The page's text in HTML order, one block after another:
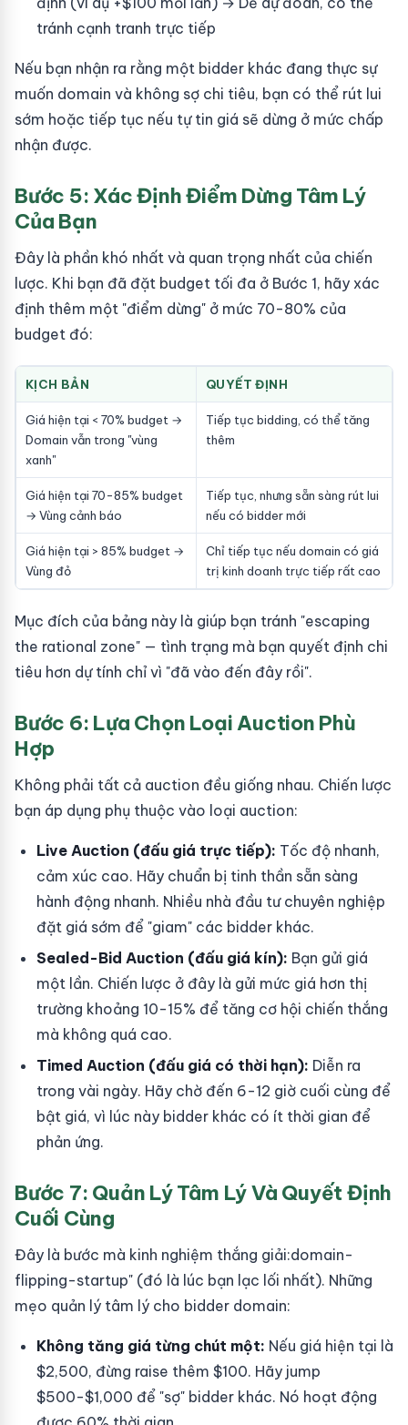
tránh cạnh tranh trực tiếp
Nếu bạn nhận ra rằng một bidder khác đang thực sự
muốn domain và không sợ chi tiêu, bạn có thể rút lui
sớm hoặc tiếp tục nếu tự tin giá sẽ dừng ở mức chấp
nhận được.
Bước 5: Xác Định Điểm Dừng Tâm Lý
Của Bạn
Đây là phần khó nhất và quan trọng nhất của chiến
lược. Khi bạn đã đặt budget tối đa ở Bước 1, hãy xác
định thêm một "điểm dừng" ở mức 70-80% của
budget đó:
KỊCH BẢN QUYẾT ĐỊNH
Giá hiện tại < 70% budget →
Domain vẫn trong "vùng
xanh"
Tiếp tục bidding, có thể tăng
thêm
Giá hiện tại 70-85% budget
→ Vùng cảnh báo
Tiếp tục, nhưng sẵn sàng rút lui
nếu có bidder mới
Giá hiện tại > 85% budget →
Vùng đỏ
Chỉ tiếp tục nếu domain có giá
trị kinh doanh trực tiếp rất cao
Mục đích của bảng này là giúp bạn tránh "escaping
the rational zone" — tình trạng mà bạn quyết định chi
tiêu hơn dự tính chỉ vì "đã vào đến đây rồi".
Bước 6: Lựa Chọn Loại Auction Phù
Hợp
Không phải tất cả auction đều giống nhau. Chiến lược
bạn áp dụng phụ thuộc vào loại auction:
Live Auction (đấu giá trực tiếp): Tốc độ nhanh,
cảm xúc cao. Hãy chuẩn bị tinh thần sẵn sàng
hành động nhanh. Nhiều nhà đầu tư chuyên nghiệp
đặt giá sớm để "giam" các bidder khác.
Sealed-Bid Auction (đấu giá kín): Bạn gửi giá
một lần. Chiến lược ở đây là gửi mức giá hơn thị
trường khoảng 10-15% để tăng cơ hội chiến thắng
mà không quá cao.
Timed Auction (đấu giá có thời hạn): Diễn ra
trong vài ngày. Hãy chờ đến 6-12 giờ cuối cùng để
bật giá, vì lúc này bidder khác có ít thời gian để
phản ứng.
Bước 7: Quản Lý Tâm Lý Và Quyết Định
Cuối Cùng
Đây là bước mà kinh nghiệm thắng giải:domain-
flipping-startup" (đó là lúc bạn lạc lối nhất). Những
mẹo quản lý tâm lý cho bidder domain:
Không tăng giá từng chút một: Nếu giá hiện tại là
$2,500, đừng raise thêm $100. Hãy jump
$500-$1,000 để "sợ" bidder khác. Nó hoạt động